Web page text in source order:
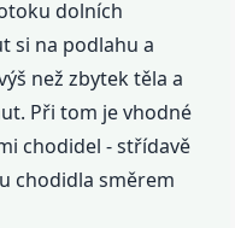
dolních
si na podlahu a
než zbytek těla a
Při tom je vhodné
chodidel - střídavě
chodidla směrem